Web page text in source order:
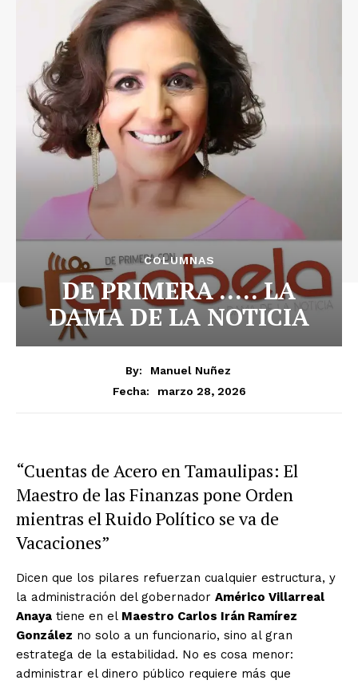
COLUMNAS
DE PRIMERA ….. LA
DAMA DE LA NOTICIA
By:
Manuel Nuñez
Fecha:
marzo 28, 2026
“Cuentas de Acero en Tamaulipas: El
Maestro de las Finanzas pone Orden
mientras el Ruido Político se va de
Vacaciones”
Dicen que los pilares refuerzan cualquier estructura, y
la administración del gobernador Américo Villarreal
Anaya tiene en el Maestro Carlos Irán Ramírez
González no solo a un funcionario, sino al gran
estratega de la estabilidad. No es cosa menor:
administrar el dinero público requiere más que